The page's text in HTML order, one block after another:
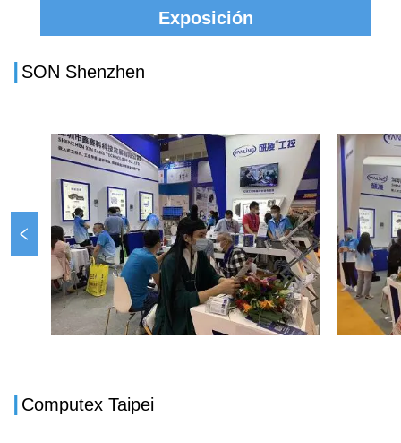
Exposición
I SON Shenzhen
I Computex Taipei